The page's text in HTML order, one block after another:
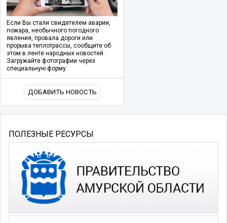
Если Вы стали свидетелем аварии,
пожара, необычного погодного
явления, провала дороги или
прорыва теплотрассы, сообщите об
этом в ленте народных новостей.
Загружайте фотографии через
специальную форму.
ДОБАВИТЬ НОВОСТЬ
ПОЛЕЗНЫЕ РЕСУРСЫ